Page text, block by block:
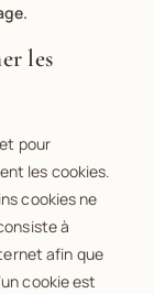
les
pour
les cookies.
cookies ne
à
afin que
cookie est